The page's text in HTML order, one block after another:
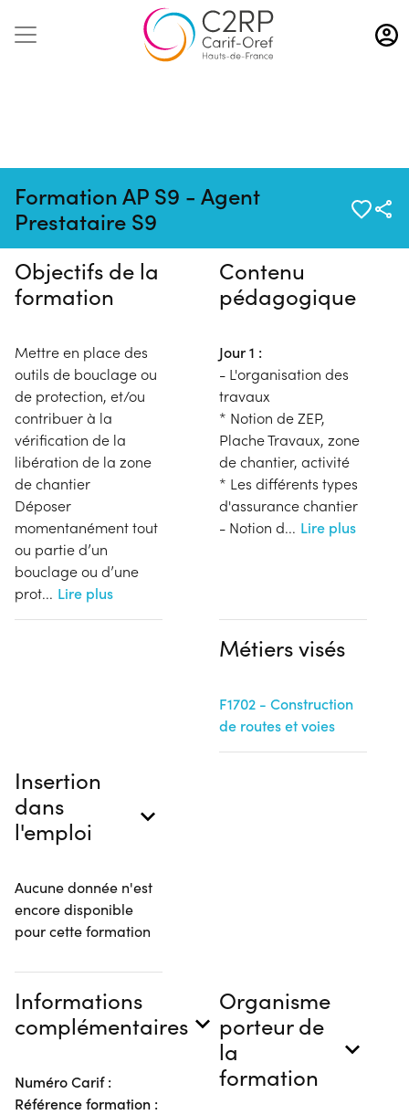
Aller
au
contenu
Formation AP S9 - Agent
Prestataire S9
Pas de session programmée en
ce moment
Objectifs de la
formation
Mettre en place des
outils de bouclage ou
de protection, et/ou
contribuer à la
vérification de la
libération de la zone
de chantier
Déposer
momentanément tout
ou partie d’un
bouclage ou d’une
prot... Lire plus
Contenu
pédagogique
Jour 1 :
- L'organisation des
travaux
* Notion de ZEP,
Plache Travaux, zone
de chantier, activité
* Les différents types
d'assurance chantier
- Notion d... Lire plus
Métiers visés
F1702 - Construction
de routes et voies
Insertion
dans
l'emploi
Aucune donnée n'est
encore disponible
pour cette formation
Informations
complémentaires
Numéro Carif :
Référence formation :
Organisme
porteur de
la
formation